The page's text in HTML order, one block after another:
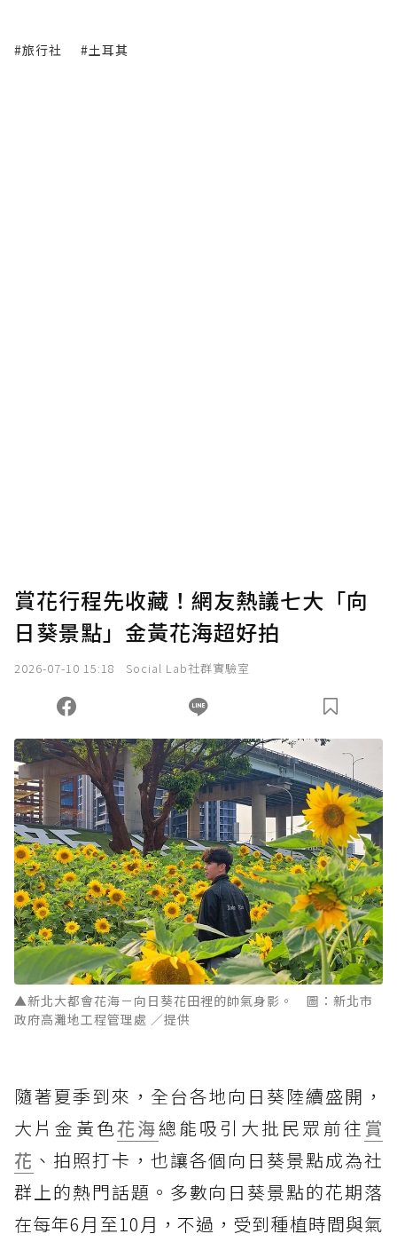
#旅行社 #土耳其
賞花行程先收藏！網友熱議七大「向
日葵景點」金黃花海超好拍
2026-07-10 15:18 Social Lab社群實驗室
▲新北大都會花海－向日葵花田裡的帥氣身影。 圖：新北市
政府高灘地工程管理處 ／提供
隨著夏季到來，全台各地向日葵陸續盛開，
大片金黃色花海總能吸引大批民眾前往 賞
花 、拍照打卡，也讓各個向日葵景點成為社
群上的熱門話題。多數向日葵景點的花期落
在每年6月至10月，不過，受到種植時間與氣